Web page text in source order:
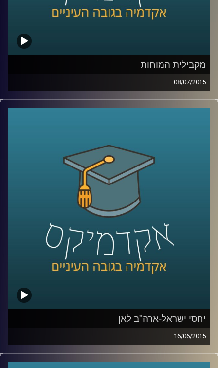
מקבילית המוחות
08/07/2015
דוקטור נאוה לויט בנון מנהלת את מכון סגול
המוח והמדעים הקשים לבין מדעי החברה. את
אלה היא מתבלת בחדשנות נוספת – שילוב
הממצאים בעבודת שטח עם אנשי חינוך בכדי
לבדוק את ההשפעה של המלצות המחקר על
עוצמת החסינות של רשתות מוחיות של אנשים
קרדיט תמונות:AudioVersity
יחסי ישראל-ארה"ב לאן
16/06/2015
דוקטור אמנון כוורי, מומחה לפוליטיקה